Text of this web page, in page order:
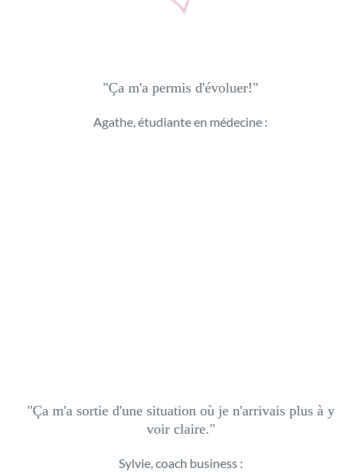
"Ça m'a permis d'évoluer!"
Agathe, étudiante en médecine :
"Ça m'a sortie d'une situation où je n'arrivais plus à y
voir claire."
Sylvie, coach business :